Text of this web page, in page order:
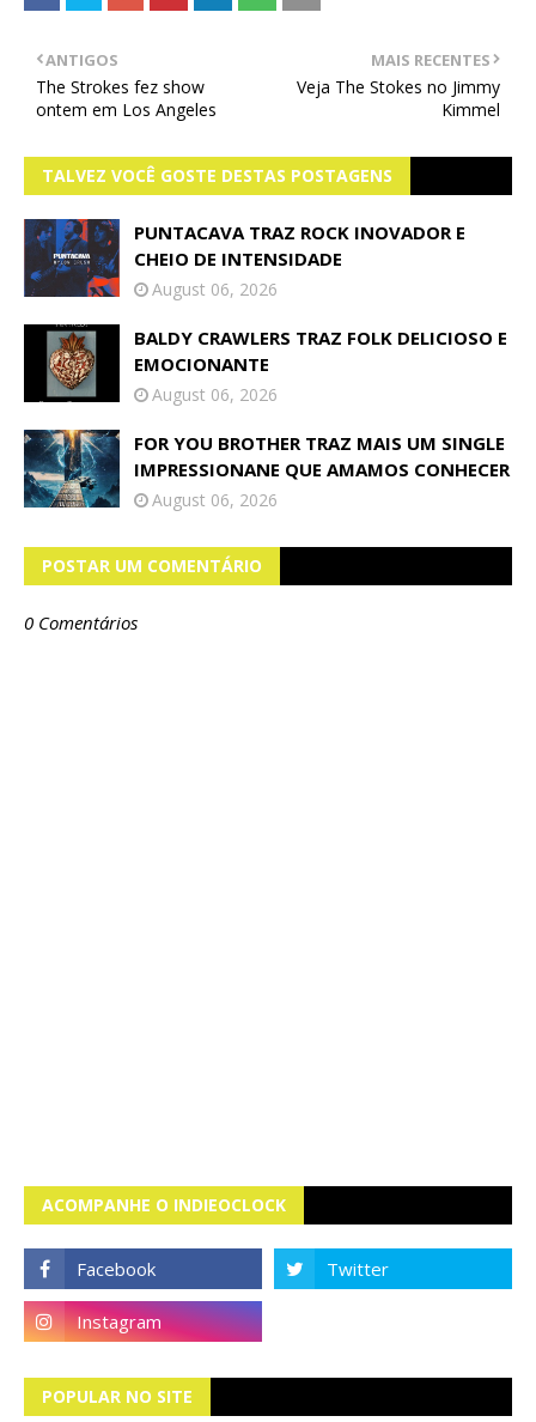
MAIS RECENTES
Veja The Stokes no Jimmy
Kimmel
ANTIGOS
The Strokes fez show
ontem em Los Angeles
TALVEZ VOCÊ GOSTE DESTAS POSTAGENS
PUNTACAVA TRAZ ROCK INOVADOR E
CHEIO DE INTENSIDADE
August 06, 2026
BALDY CRAWLERS TRAZ FOLK DELICIOSO E
EMOCIONANTE
August 06, 2026
FOR YOU BROTHER TRAZ MAIS UM SINGLE
IMPRESSIONANE QUE AMAMOS CONHECER
August 06, 2026
POSTAR UM COMENTÁRIO
0 Comentários
ACOMPANHE O INDIEOCLOCK
POPULAR NO SITE